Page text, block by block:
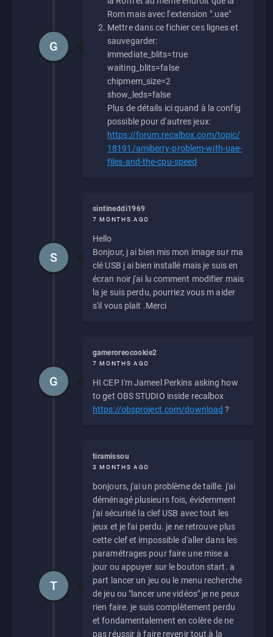
Rom mais avec l'extension ".uae"
Mettre dans ce fichier ces lignes et
sauvegarder:
immediate_blits=true
waiting_blits=false
chipmem_size=2
show_leds=false
Plus de détails ici quand à la config
possible pour d'autres jeux:
https://forum.recalbox.com/topic/
18191/amiberry-problem-with-uae-
files-and-the-cpu-speed
G
sintineddi1969
7 MONTHS AGO
Hello
Bonjour, j ai bien mis mon image sur ma
clé USB j ai bien installé mais je suis en
écran noir j'ai lu comment modifier mais
la je suis perdu, pourriez vous m aider
s'il vous plait .Merci
S
gameroreocookie2
7 MONTHS AGO
HI CEP I'm Jameel Perkins asking how
to get OBS STUDIO inside recalbox
https://obsproject.com/download ?
G
tiramissou
3 MONTHS AGO
bonjours, j'ai un problème de taille. j'ai
déménagé plusieurs fois, évidemment
j'ai sécurisé la clef USB avec tout les
jeux et je l'ai perdu. je ne retrouve plus
cette clef et impossible d'aller dans les
paramétrages pour faire une mise a
jour ou appuyer sur le bouton start. a
part lancer un jeu ou le menu recherche
de jeu ou "lancer une vidéos" je ne peux
rien faire. je suis complètement perdu
et fondamentalement en colère de ne
pas réussir à faire revenir tout à la
T